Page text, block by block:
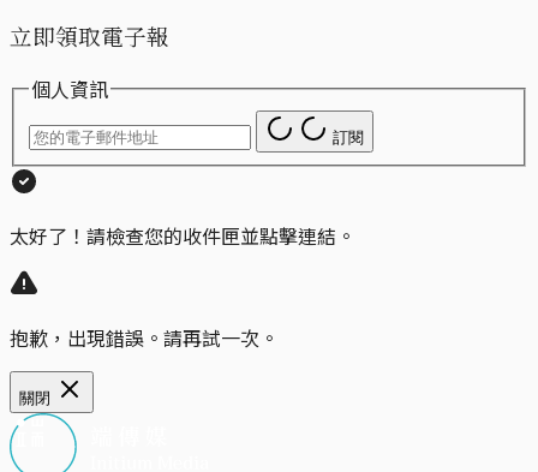
立即領取電子報
個人資訊
訂閱
太好了！請檢查您的收件匣並點擊連結。
抱歉，出現錯誤。請再試一次。
關閉